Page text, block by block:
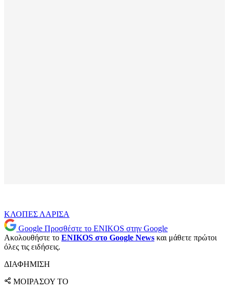
ΚΛΟΠΕΣ ΛΑΡΙΣΑ
Google Προσθέστε το ENIKOS στην Google
Ακολουθήστε το ENIKOS στο Google News και μάθετε πρώτοι
όλες τις ειδήσεις.
ΔΙΑΦΗΜΙΣΗ
ΜΟΙΡΑΣΟΥ ΤΟ